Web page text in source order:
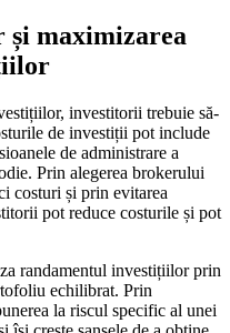
maximizarea
investitorii trebuie să-
de investiții pot include
de administrare a
Prin alegerea brokerului
costuri și prin evitarea
pot reduce costurile și pot
randamentul investițiilor prin
echilibrat. Prin
la riscul specific al unei